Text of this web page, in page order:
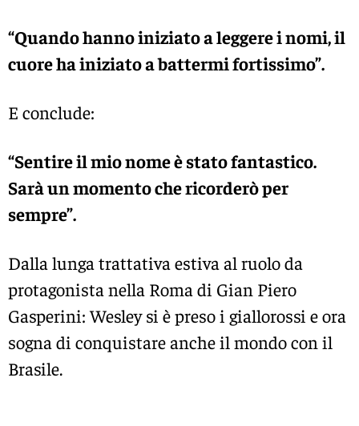
“Quando hanno iniziato a leggere i nomi, il
cuore ha iniziato a battermi fortissimo”.
E conclude:
“Sentire il mio nome è stato fantastico.
Sarà un momento che ricorderò per
sempre”.
Dalla lunga trattativa estiva al ruolo da
protagonista nella Roma di Gian Piero
Gasperini: Wesley si è preso i giallorossi e ora
sogna di conquistare anche il mondo con il
Brasile.